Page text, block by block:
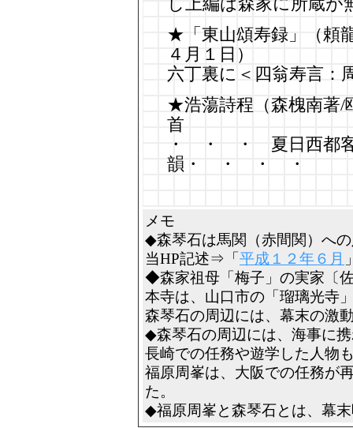
★「東山頌寿録」（頼
４月１日）
六丁裏に＜四翁寿言：
★浩蕩詩程（森槐南著/
首
・ ・ ・ 夏日西都客
韻・ ・ ・ ・
メモ
◆森琴石は馬関（赤間関）へ
当HP記述⇒「 平成１２年６月
◆森家祖母「梅子」の実家〔
本寺は、山口市の「瑠璃光寺
森琴石の周辺には、幕末の激
◆森琴石の周辺には、海事に
長崎での任務や遊学した人物
福原周峯は、大阪での任務が
た。
◆福原周峯と森琴石とは、幕